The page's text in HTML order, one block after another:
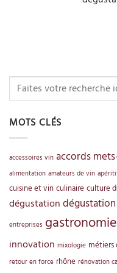
MOTS CLÉS
accessoires vin accords
alimentation amateurs de vin
cuisine et vin culinaire culture
dégustation
entreprises gastronomie
innovation mixologie métiers
retour en force rhône rénovation